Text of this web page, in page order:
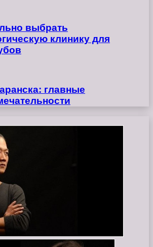
выбрать
клинику для
главные